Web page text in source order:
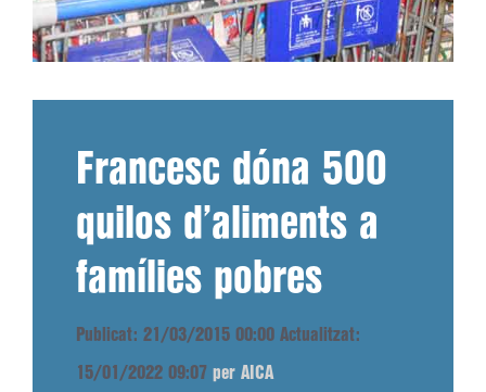
Francesc dóna 500
quilos d’aliments a
famílies pobres
Publicat: 21/03/2015 00:00 Actualitzat:
15/01/2022 09:07 per AICA